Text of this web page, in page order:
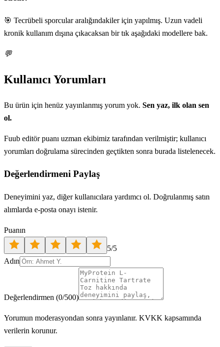
🎯 Tecrübeli sporcular aralığındakiler için yapılmış. Uzun vadeli
kronik kullanım dışına çıkacaksan bir tık aşağıdaki modellere bak.
💬
Kullanıcı Yorumları
Bu ürün için henüz yayınlanmış yorum yok. Sen yaz, ilk olan sen
ol.
Fuub editör puanı uzman ekibimiz tarafından verilmiştir; kullanıcı
yorumları doğrulama sürecinden geçtikten sonra burada listelenecek.
Değerlendirmeni Paylaş
Deneyimini yaz, diğer kullanıcılara yardımcı ol. Doğrulanmış satın
alımlarda e-posta onayı istenir.
Puanın
5/5
Adın
Değerlendirmen (0/500)
Yorumun moderasyondan sonra yayınlanır. KVKK kapsamında
verilerin korunur.